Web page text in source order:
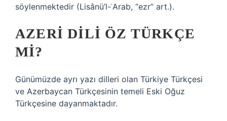
söylenmektedir (Lisânü’l-ʿArab, “ezr” art.).
AZERI DILI ÖZ TÜRKÇE
MI?
Günümüzde ayrı yazı dilleri olan Türkiye Türkçesi
ve Azerbaycan Türkçesinin temeli Eski Oğuz
Türkçesine dayanmaktadır.